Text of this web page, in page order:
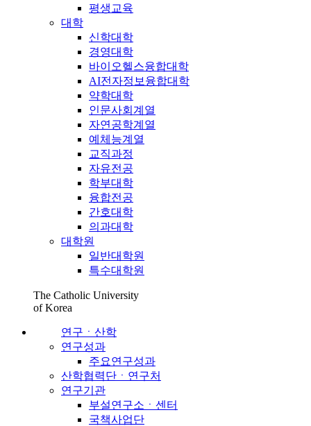
평생교육
대학
신학대학
경영대학
바이오헬스융합대학
AI전자정보융합대학
약학대학
인문사회계열
자연공학계열
예체능계열
교직과정
자유전공
학부대학
융합전공
간호대학
의과대학
대학원
일반대학원
특수대학원
The Catholic University
of Korea
연구ㆍ산학
연구성과
주요연구성과
산학협력단ㆍ연구처
연구기관
부설연구소ㆍ센터
국책사업단